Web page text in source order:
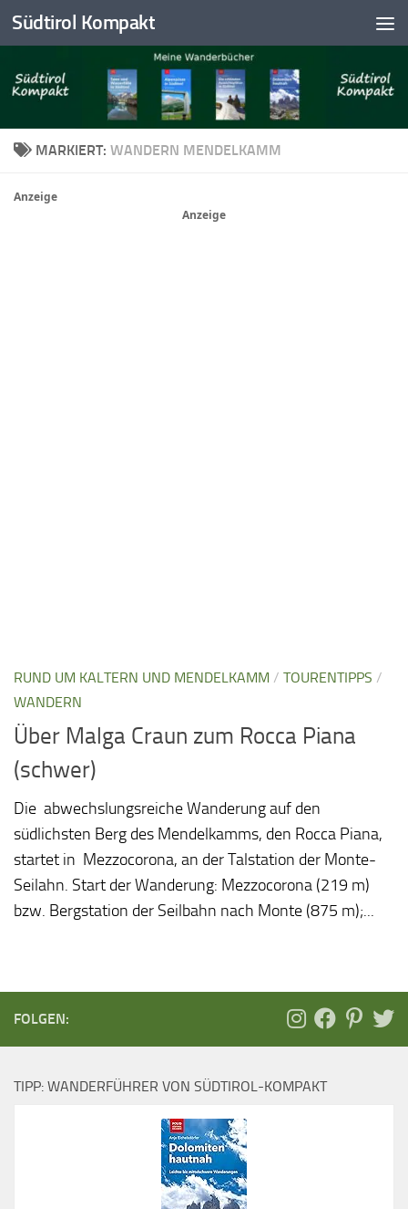
Skip to content
Südtirol Kompakt
MARKIERT: WANDERN MENDELKAMM
Anzeige
Anzeige
RUND UM KALTERN UND MENDELKAMM / TOURENTIPPS /
WANDERN
Über Malga Craun zum Rocca Piana
(schwer)
Die abwechslungsreiche Wanderung auf den
südlichsten Berg des Mendelkamms, den Rocca Piana,
startet in Mezzocorona, an der Talstation der Monte-
Seilahn. Start der Wanderung: Mezzocorona (219 m)
bzw. Bergstation der Seilbahn nach Monte (875 m);...
FOLGEN:
TIPP: WANDERFÜHRER VON SÜDTIROL-KOMPAKT